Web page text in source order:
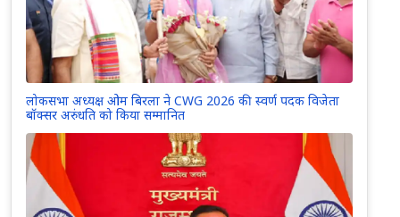
लोकसभा अध्यक्ष ओम बिरला ने CWG 2026 की स्वर्ण पदक विजेता
बॉक्सर अरुंधति को किया सम्मानित